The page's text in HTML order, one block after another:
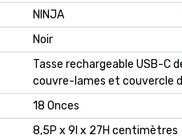
NINJA
Noir
Tasse rechargeable USB-C
couvre-lames et couvercle
18 Onces
8,5P x 9l x 27H centimètres